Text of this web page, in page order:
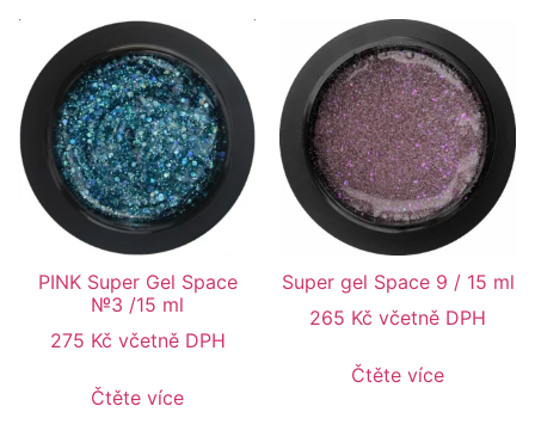
PINK Super Gel Space
№3 /15 ml
275 Kč včetně DPH
Čtěte více
Super gel Space 9 / 15 ml
265 Kč včetně DPH
Čtěte více